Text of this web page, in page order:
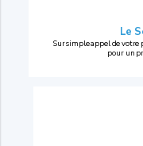
Le
Sur simple appel de votre
pour un